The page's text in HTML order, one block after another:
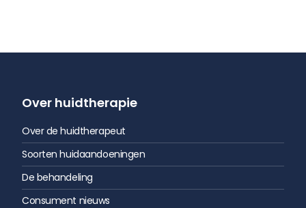
Over huidtherapie
Over de huidtherapeut
Soorten huidaandoeningen
De behandeling
Consument nieuws